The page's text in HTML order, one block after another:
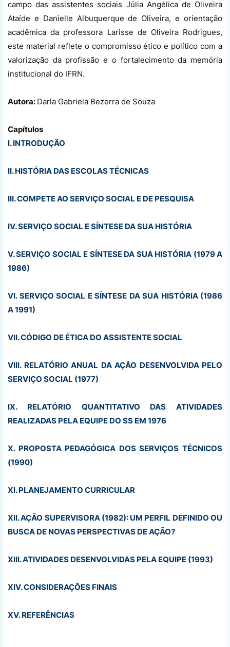
campo das assistentes sociais Júlia Angélica de Oliveira
Ataíde e Danielle Albuquerque de Oliveira, e orientação
acadêmica da professora Larisse de Oliveira Rodrigues,
este material reflete o compromisso ético e político com a
valorização da profissão e o fortalecimento da memória
institucional do IFRN.
Autora: Darla Gabriela Bezerra de Souza
Capítulos
I. INTRODUÇÃO
II. HISTÓRIA DAS ESCOLAS TÉCNICAS
III. COMPETE AO SERVIÇO SOCIAL E DE PESQUISA
IV. SERVIÇO SOCIAL E SÍNTESE DA SUA HISTÓRIA
V. SERVIÇO SOCIAL E SÍNTESE DA SUA HISTÓRIA (1979 A
1986)
VI. SERVIÇO SOCIAL E SÍNTESE DA SUA HISTÓRIA (1986
A 1991)
VII. CÓDIGO DE ÉTICA DO ASSISTENTE SOCIAL
VIII. RELATÓRIO ANUAL DA AÇÃO DESENVOLVIDA PELO
SERVIÇO SOCIAL (1977)
IX. RELATÓRIO QUANTITATIVO DAS ATIVIDADES
REALIZADAS PELA EQUIPE DO SS EM 1976
X. PROPOSTA PEDAGÓGICA DOS SERVIÇOS TÉCNICOS
(1990)
XI. PLANEJAMENTO CURRICULAR
XII. AÇÃO SUPERVISORA (1982): UM PERFIL DEFINIDO OU
BUSCA DE NOVAS PERSPECTIVAS DE AÇÃO?
XIII. ATIVIDADES DESENVOLVIDAS PELA EQUIPE (1993)
XIV. CONSIDERAÇÕES FINAIS
XV. REFERÊNCIAS